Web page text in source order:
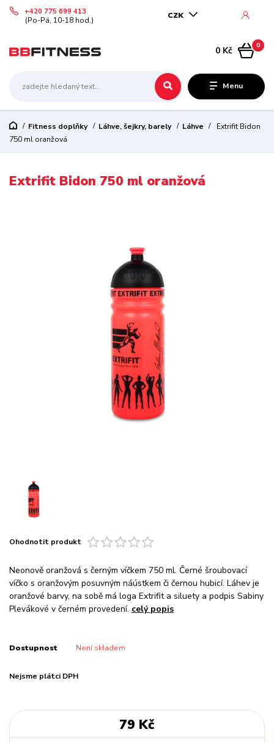
Menu
CZK
+420 775 699 413
(Po-Pá, 10-18 hod.)
0
0 Kč
Fitness doplňky Láhve, šejkry, barely Láhve
Extrifit Bidon
750 ml oranžová
Extrifit Bidon 750 ml oranžová
Ohodnotit produkt
Neonově oranžová s černým víčkem 750 ml. Černé šroubovací
víčko s oranžovým posuvným náústkem či černou hubicí. Láhev je
oranžové barvy, na sobě má loga Extrifit a siluety a podpis Sabiny
Plevákové v černém provedení. celý popis
Dostupnost Není skladem
Nejsme plátci DPH
79 Kč